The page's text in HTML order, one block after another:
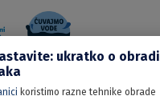
ukratko o obradi
koristimo razne tehnike obrade